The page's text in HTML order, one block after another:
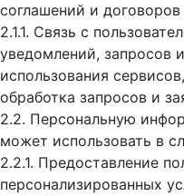
соглашений и
2.1.1. Связь с
уведомлений, запросов
использования
обработка запросов и
2.2. Персональную
может использовать в
2.2.1. Предоставление
персонализированных